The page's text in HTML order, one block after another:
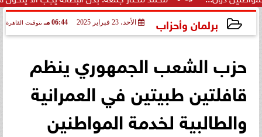
برلمان وأحزاب الأحد، 23 فبراير 2025 06:44 مـ بتوقيت القاهرة
حزب الشعب الجمهوري ينظم
قافلتين طبيتين في العمرانية
والطالبية لخدمة المواطنين